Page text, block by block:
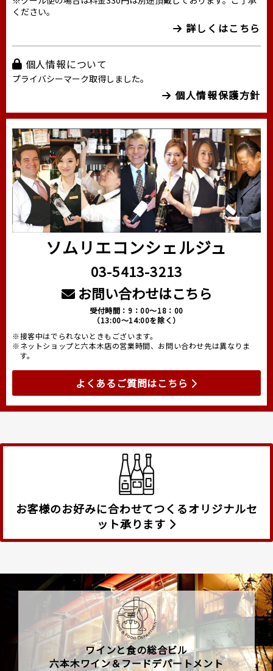
ください。
詳しくはこちら
個人情報について
プライバシーマーク取得しました。
個人情報保護方針
ソムリエコンシェルジュ
03-5413-3213
お問い合わせはこちら
受付時間：9：00～18：00
（13:00～14:00を除く）
※接客中はでられないときもございます。
※ネットショップと六本木店の営業時間、お問い合わせ先は異なりま
す。
よくあるご質問はこちら
お客様のお好みに合わせてつくるオリジナルセ
ット承ります
ワインと食の総合ビル
六本木ワイン＆フードデパートメント